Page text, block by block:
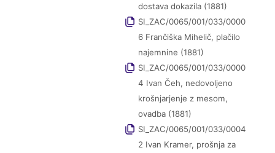
dostava dokazila (1881)
SI_ZAC/0065/001/033/0000
6 Frančiška Mihelič, plačilo
najemnine (1881)
SI_ZAC/0065/001/033/0000
4 Ivan Čeh, nedovoljeno
krošnjarjenje z mesom,
ovadba (1881)
SI_ZAC/0065/001/033/0004
2 Ivan Kramer, prošnja za